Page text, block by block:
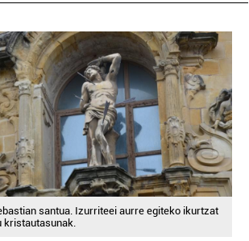
santua. Izurriteei aurre egiteko ikurtzat
kristautasunak.